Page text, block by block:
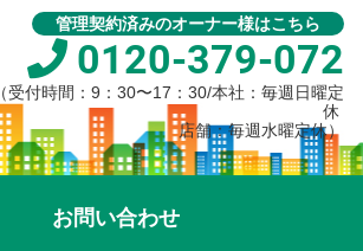
管理契約済みのオーナー様はこちら
0120-379-072
（受付時間：9：30〜17：30/本社：毎週日曜定
休
店舗：毎週水曜定休）
お問い合わせ